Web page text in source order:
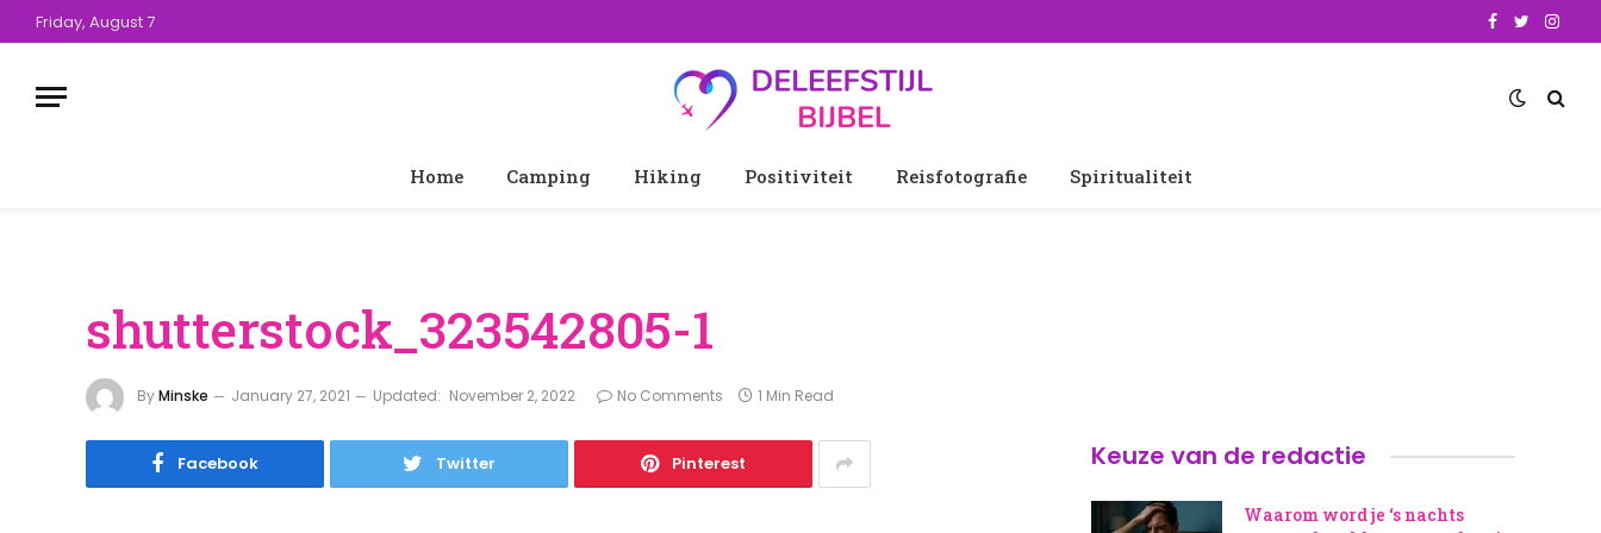
Friday, August 7 Facebook
Twitter
Home Camping Hiking Positiviteit Reisfotografie Spiritualiteit
shutterstock_323542805-1
ByMinske January 27, 2021 Updated: November 2, 2022 No Comments 1 Min Read
Facebook Twitter Pinterest Keuze van de redactie
Waarom word je ‘s nachts